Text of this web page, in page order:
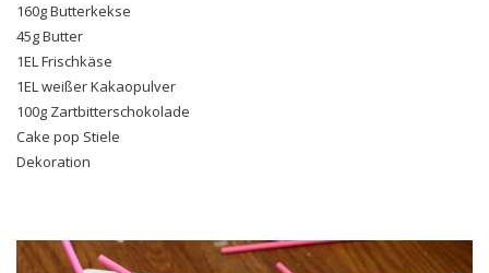
160g Butterkekse
45g Butter
1EL Frischkäse
1EL weißer Kakaopulver
100g Zartbitterschokolade
Cake pop Stiele
Dekoration